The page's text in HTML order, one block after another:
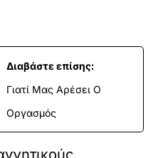
Διαβάστε επίσης:
Γιατί Μας Αρέσει Ο
Οργασμός